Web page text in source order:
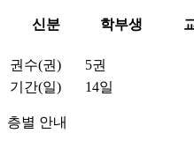
신분 학부생
권수(권) 5권
기간(일) 14일
층별 안내